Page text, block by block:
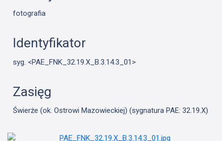
fotografia
Identyfikator
syg. <PAE_FNK_32.19.X_B.3.14.3_01>
Zasięg
Świerże (ok. Ostrowi Mazowieckiej) (sygnatura PAE: 32.19.X)